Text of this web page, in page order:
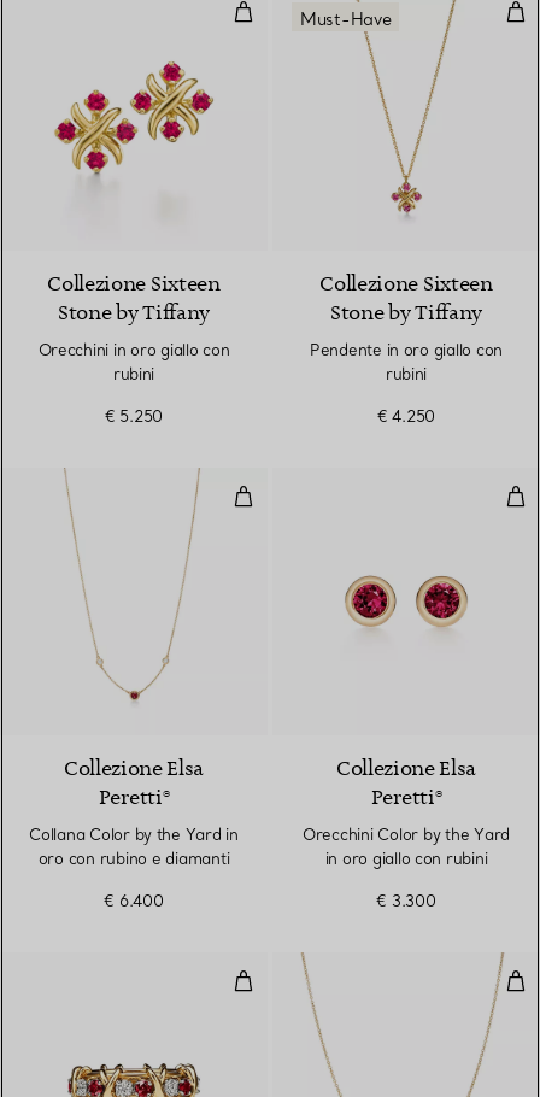
Orecchini in oro giallo con rubini
Collezione Sixteen
Stone by Tiffany
Orecchini in oro giallo con
rubini
€ 5.250
Must-Have
Collezione Sixteen
Stone by Tiffany
Pendente in oro giallo con
rubini
€ 4.250
Collana Color by the Yard in
Collezione Elsa
Peretti®
Collana Color by the Yard in
oro con rubino e diamanti
€ 6.400
Collezione Elsa
Peretti®
Orecchini Color by the Yard
in oro giallo con rubini
€ 3.300
Anello in oro giallo e platino con